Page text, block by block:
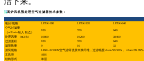
高炉风机预处理空气过滤器技术参数：
项目\规格 LFZK-180 LFZK-320 LFZK-640
空气过滤量
180
320 640
（m3/min吸入 状态）
处理风量 （m3/h）
10800 19200 38400
过滤面积
180 320 640
滤筒数量
9 16 32
滤筒规格
LFKL-3210HV空气滤筒优质木浆纤维，过滤精度≥1um/99.96%， ≥2um/99.99%
文氏管
ABS
结构形式
单层